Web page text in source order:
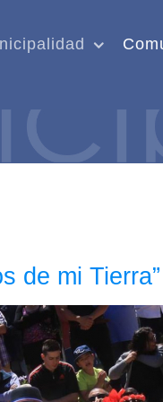
de mi